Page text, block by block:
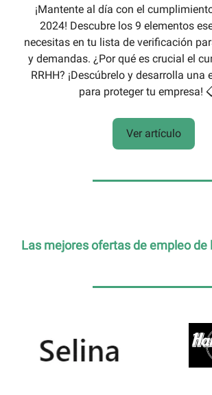
¡Mantente al día con el
2024! Descubre los 9 elementos
necesitas en tu lista de verificación
y demandas. ¿Por qué es crucial el
RRHH? ¡Descúbrelo y desarrolla una
para proteger tu empresa!
Ver artículo
Las mejores ofertas de empleo de